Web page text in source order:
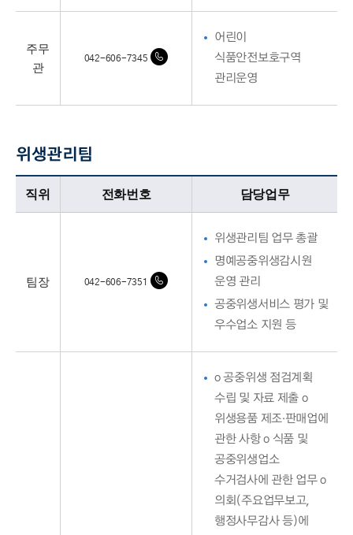
주무
관
042-606-7345
어린이
식품안전보호구역
관리운영
위생관리팀
위생관리팀업무담당자의 정보로 직위, 전화번호, 담당업무를 안내하고 있습니다
직위 전화번호 담당업무
팀장 042-606-7351
위생관리팀 업무 총괄
명예공중위생감시원
운영 관리
공중위생서비스 평가 및
우수업소 지원 등
o 공중위생 점검계획
수립 및 자료 제출 o
위생용품 제조·판매업에
관한 사항 o 식품 및
공중위생업소
수거검사에 관한 업무 o
의회(주요업무보고,
행정사무감사 등)에